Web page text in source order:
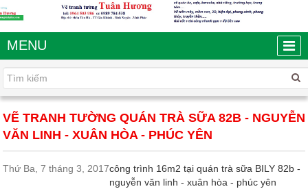
MENU
VẼ TRANH TƯỜNG QUÁN TRÀ SỮA 82B - NGUYỄN
VĂN LINH - XUÂN HÒA - PHÚC YÊN
Thứ Ba, 7 tháng 3, 2017công trình 16m2 tại quán trà sữa BILY 82b -
nguyễn văn linh - xuân hòa - phúc yên